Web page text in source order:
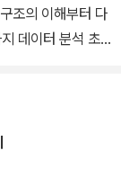
조의 이해부터 다
데이터 분석 초
계적으로 배울